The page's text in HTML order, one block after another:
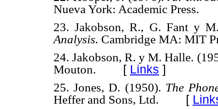
Nueva York: Academic Press.
23. Jakobson, R., G. Fant y
Analysis. Cambridge MA: MIT
24. Jakobson, R. y M. Halle.
Mouton. [ Links ]
25. Jones, D. (1950). The
Heffer and Sons, Ltd. [